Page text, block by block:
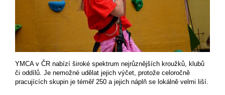
YMCA v ČR nabízí široké spektrum nejrůznějších kroužků, klubů
či oddílů. Je nemožné udělat jejich výčet, protože celoročně
pracujících skupin je téměř 250 a jejich náplň se lokálně velmi liší.